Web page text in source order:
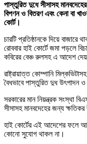
পাস্তুরিত দুধে সীসাসহ
বিপণন ও বিতরণ এবং কেনা বা
কোর্ট।
চারটি প্রতিষ্ঠানকে দিয়ে বাজারে
রোববার হাই কোর্টে জমা পড়লে
কবিরের বেঞ্চ রুলসহ এ আদেশ
রাষ্ট্রায়াত্ত কোম্পানি
বৈধভাবে পাস্তুরিত দুধ উৎপাদন
সরকারের মান নিয়ন্ত্রক সংস্থা
সীসাসহ মানবদেহের জন্য
হাই কোর্টের এই আদেশের ফলে
কোনো সুযোগ থাকল না।